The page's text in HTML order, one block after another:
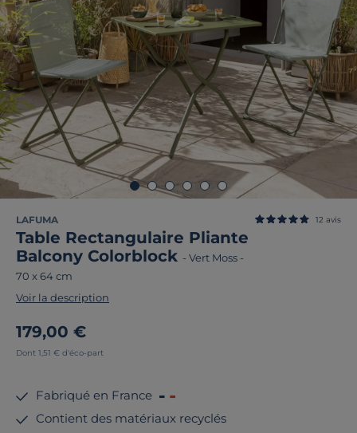
LAFUMA
Table Rectangulaire Pliante
Balcony Colorblock - Vert Moss -
70 x 64 cm
12 avis
Voir la description
179,00 €
Dont 1,51 € d'éco-part
Fabriqué en France
Contient des matériaux recyclés